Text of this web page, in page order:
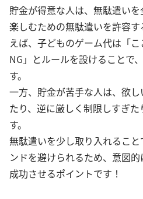
貯金が得意な人は、無駄遣いを
楽しむための無駄遣いを許容
えば、子どものゲーム代は「
NG」とルールを設けることで
す。
一方、貯金が苦手な人は、欲
たり、逆に厳しく制限しすぎ
す。
無駄遣いを少し取り入れるこ
ンドを避けられるため、意図
成功させるポイントです！